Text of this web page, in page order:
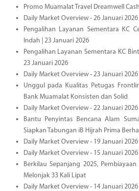
Promo Muamalat Travel Dreamwell
Daily Market Overview - 26 Januari 2026
Pengalihan Layanan Sementara KC
Indah | 23 Januari 2026
Pengalihan Layanan Sementara KC
23 Januari 2026
Daily Market Overview - 23 Januari 2026
Unggul pada Kualitas Petugas
Bank Muamalat Konsisten dan Solid
Daily Market Overview - 22 Januari 2026
Bantu Penyintas Bencana Alam
Siapkan Tabungan iB Hijrah Prima
Daily Market Overview - 19 Januari 2026
Daily Market Overview - 15 Januari 2026
Berkilau Sepanjang 2025,
Melonjak 33 Kali Lipat
Daily Market Overview - 14 Januari 2026